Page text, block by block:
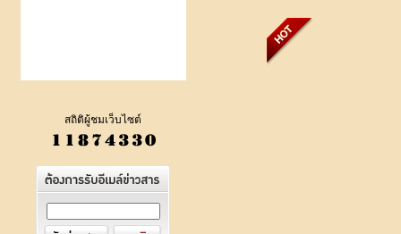
สถิติผู้ชมเว็บไซต์